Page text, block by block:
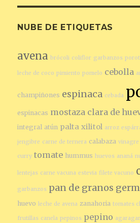
NUBE DE ETIQUETAS
avena brócoli coliflor garbanzos
leche de coco pimiento pomelo cebolla
champiñones espinaca cebada
espinacas mostaza clara de
integral atún palta xilitol arroz
jengibre carne de ternera calabaza vinagre
curry tomate hummus huevos ananá
lentejas carne vacuna estevia filete vacuno
garbanzos pan de granos
huevo leche de avena zanahoria tomates
frutillas canela pepinos pepino agaragar